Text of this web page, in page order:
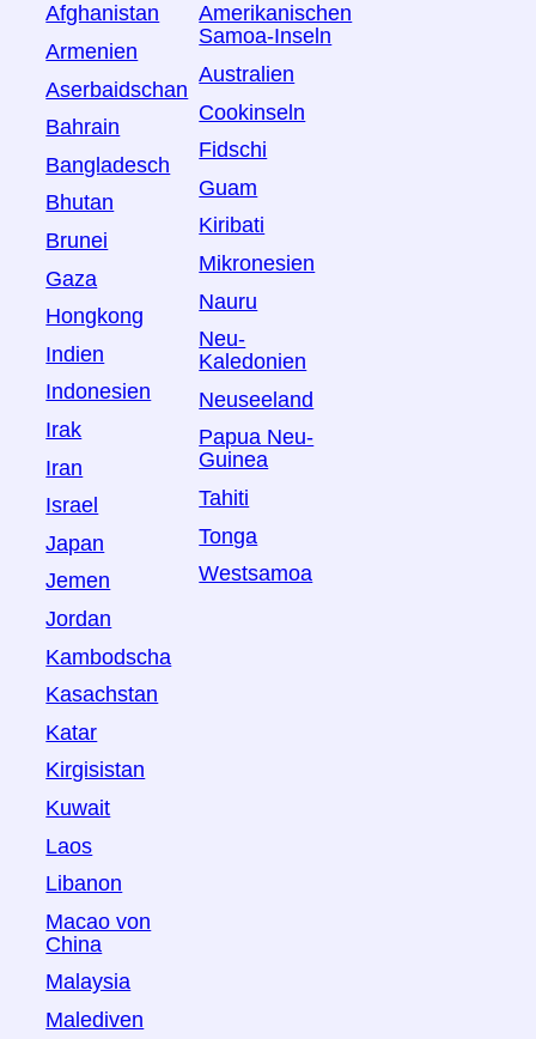
Afghanistan
Armenien
Aserbaidschan
Bahrain
Bangladesch
Bhutan
Brunei
Gaza
Hongkong
Indien
Indonesien
Irak
Iran
Israel
Japan
Jemen
Jordan
Kambodscha
Kasachstan
Katar
Kirgisistan
Kuwait
Laos
Libanon
Macao von
China
Malaysia
Malediven
Amerikanischen
Samoa-Inseln
Australien
Cookinseln
Fidschi
Guam
Kiribati
Mikronesien
Nauru
Neu-
Kaledonien
Neuseeland
Papua Neu-
Guinea
Tahiti
Tonga
Westsamoa